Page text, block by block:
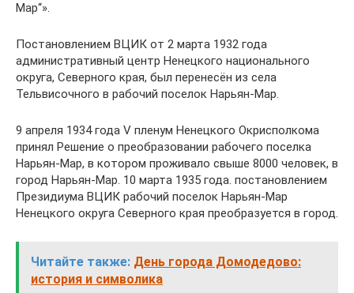
Мар“».
Постановлением ВЦИК от 2 марта 1932 года
административный центр Ненецкого национального
округа, Северного края, был перенесён из села
Тельвисочного в рабочий поселок Нарьян-Мар.
9 апреля 1934 года V пленум Ненецкого Окрисполкома
принял Решение о преобразовании рабочего поселка
Нарьян-Мар, в котором проживало свыше 8000 человек, в
город Нарьян-Мар. 10 марта 1935 года. постановлением
Президиума ВЦИК рабочий поселок Нарьян-Мар
Ненецкого округа Северного края преобразуется в город.
Читайте также: День города Домодедово:
история и символика